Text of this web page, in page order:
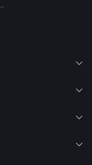
市场重塑交易平台信任标准，FameEX 以八年稳健运营持续服务全球用户